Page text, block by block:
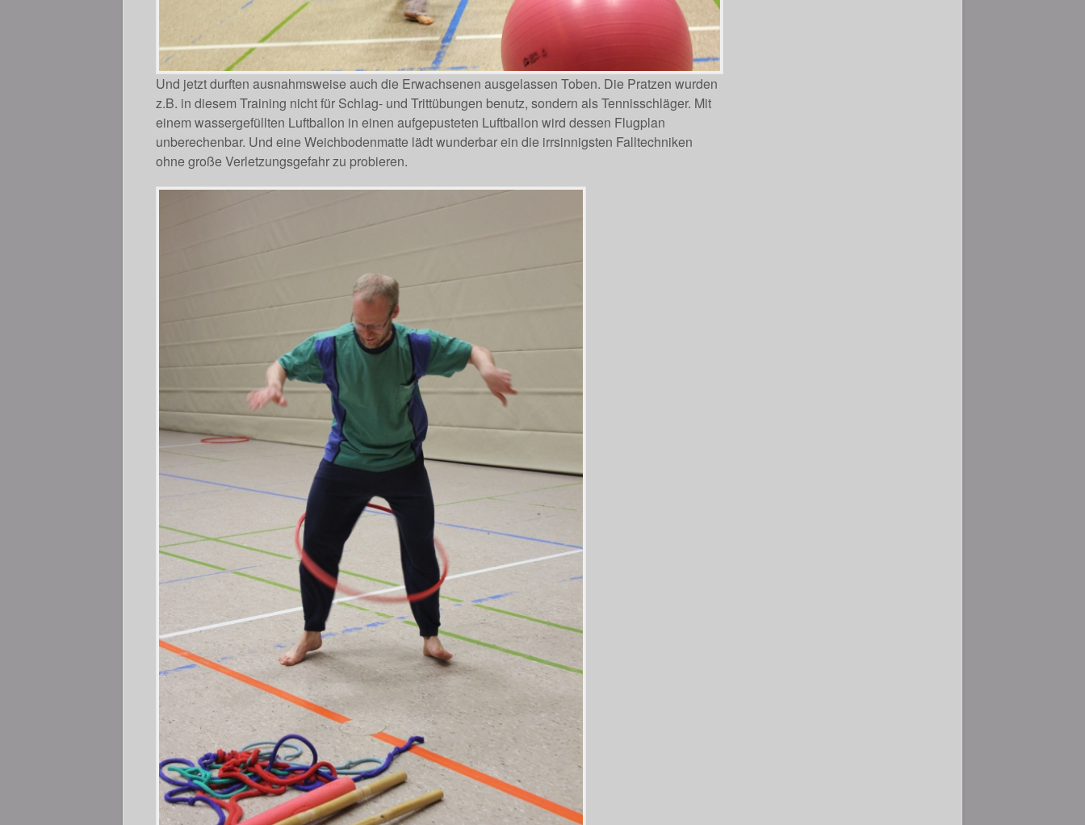
Und jetzt durften ausnahmsweise auch die Erwachsenen ausgelassen Toben. Die Pratzen wurden
z.B. in diesem Training nicht für Schlag- und Trittübungen benutz, sondern als Tennisschläger. Mit
einem wassergefüllten Luftballon in einen aufgepusteten Luftballon wird dessen Flugplan
unberechenbar. Und eine Weichbodenmatte lädt wunderbar ein die irrsinnigsten Falltechniken
ohne große Verletzungsgefahr zu probieren.